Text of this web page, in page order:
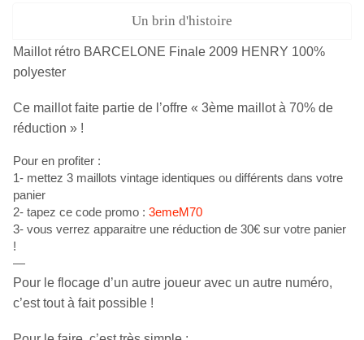
Un brin d'histoire
Maillot rétro BARCELONE Finale 2009 HENRY 100%
polyester
Ce maillot faite partie de l’offre « 3ème maillot à 70% de
réduction » !
Pour en profiter :
1- mettez 3 maillots vintage identiques ou différents dans votre
panier
2- tapez ce code promo : 3emeM70
3- vous verrez apparaitre une réduction de 30€ sur votre panier
!
—
Pour le flocage d’un autre joueur avec un autre numéro,
c’est tout à fait possible !